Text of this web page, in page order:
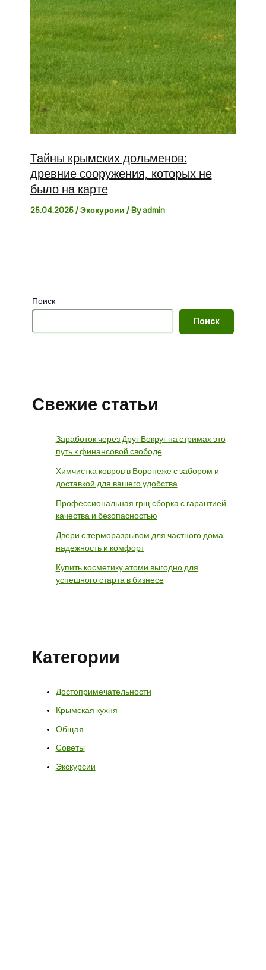
Тайны крымских дольменов:
древние сооружения, которых не
было на карте
25.04.2025/Экскурсии / Byadmin
Поиск
Поиск
Свежие статьи
Заработок через Друг Вокруг на стримах это
путь к финансовой свободе
Химчистка ковров в Воронеже с забором и
доставкой для вашего удобства
Профессиональная грщ сборка с гарантией
качества и безопасностью
Двери с терморазрывом для частного дома:
надежность и комфорт
Купить косметику атоми выгодно для
успешного старта в бизнесе
Категории
Достопримечательности
Крымская кухня
Общая
Советы
Экскурсии